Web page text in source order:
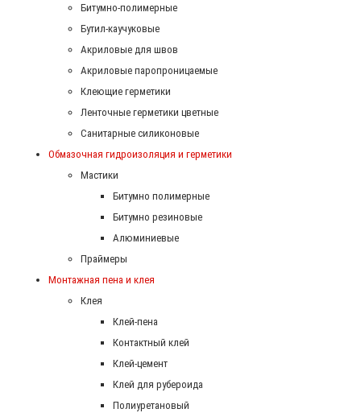
Битумно-полимерные
Бутил-каучуковые
Акриловые для швов
Акриловые паропроницаемые
Клеющие герметики
Ленточные герметики цветные
Санитарные силиконовые
Обмазочная гидроизоляция и герметики
Мастики
Битумно полимерные
Битумно резиновые
Алюминиевые
Праймеры
Монтажная пена и клея
Клея
Клей-пена
Контактный клей
Клей-цемент
Клей для рубероида
Полиуретановый